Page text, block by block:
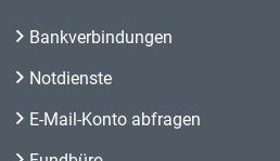
Bankverbindungen
Notdienste
E-Mail-Konto abfragen